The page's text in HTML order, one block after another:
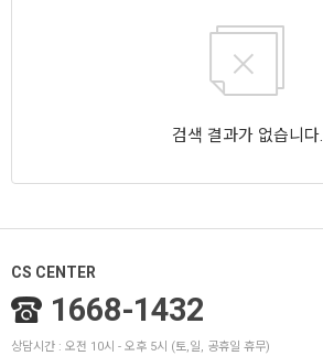
검색 결과가 없습니다.
CS CENTER
1668-1432
상담시간 : 오전 10시 - 오후 5시 (토,일, 공휴일 휴무)